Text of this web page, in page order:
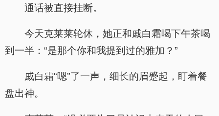
通话被直接挂断。
今天克莱莱轮休，她正和戚白霜喝下午茶喝
到一半：“是那个你和我提到过的雅加？”
戚白霜“嗯”了一声，细长的眉蹙起，盯着餐
盘出神。